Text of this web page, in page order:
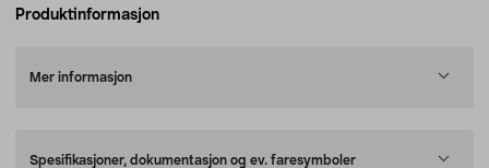
Produktinformasjon
Mer informasjon
Spesifikasjoner, dokumentasjon og ev. faresymboler